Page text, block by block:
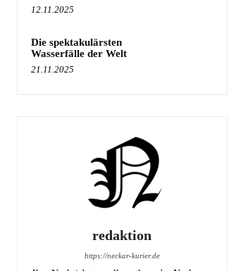
12.11.2025
Die spektakulärsten
Wasserfälle der Welt
21.11.2025
redaktion
https://neckar-kurier.de